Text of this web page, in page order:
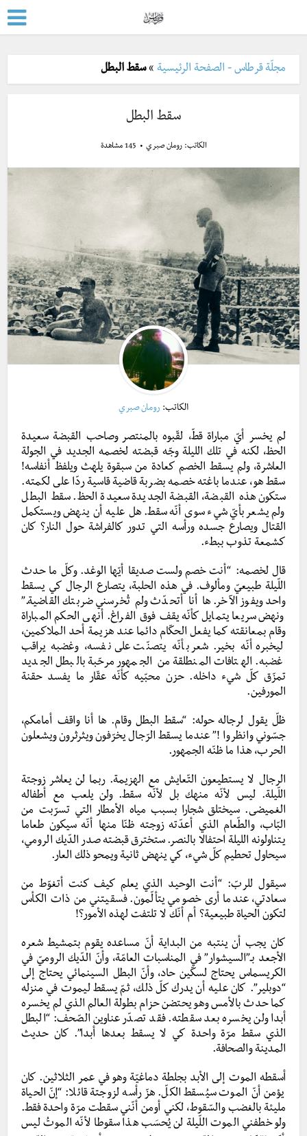
مجلّة قرطاس - الصفحة الرئيسية »سقط البطل
سقط البطل
الكاتب:رومان صبري 145 مشاهدة
الكاتب: رومان صبري
لم يخسر أيّ مباراة قطّ، لقّبوه بالمنتصر وصاحب القبضة سعيدة
الحظ، لكنه في تلك الليلة وجّه قبضته لخصمه الجديد في الجولة
العاشرة، ولم يسقط الخصم كعادة من سبقوة يلهث ويلفظ أنفاسه!
سقط هو، عندما باغته خصمه بضربة قاضية قاسية ردّا على لكمته.
ستكون هذه القبضة، القبضة الجديدة سعيدة الحظ. سقط البطل
ولم يشعر بأيّ شيء سوى أنّه سقط. هل عليه أن ينهض ويستكمل
القتال ويصارع جسده ورأسه التي تدور كالفراشة حول النار؟ كان
كشمعة تذوب ببطء.
قال لخصمه: “أنت خصم ولست صديقا أيّها الوغد. وكلّ ما حدث
اللّيلة طبيعيّ ومألوف. في هذه الحلبة، يتصارع الرجال كي يسقط
واحد ويفوز الآخر. ها أنا أتحدّث ولم تُخرسني ضربتك القاضية.”
ونهض سريعا يتمايل كأنّه يقف فوق الفراغ. أنهى الحكم المباراة
وقام بمعانقته كما يفعل الحكّام دائما عند هزيمة أحد الملاكمين،
ليخبره أنّه بخير. شعر بأنّه يتصنّت على نفسه، وغضبه يراقب
غضبه. الهتافات المنطلقة من الجمهور مرحّبة بالبطل الجديد
تمزّق كلّ شيء داخله. حزن محبّيه كأنّه عقّار ما يفسد حقنة
المورفين.
ظلّ يقول لرجاله حوله: “سقط البطل وقام. ها أنا واقف أمامكم،
جسّوني وانظروا !” عندما يسقط الرّجال يخرّفون ويثرثرون ويشعلون
الحرب، هذا ما ظنّه الجمهور.
الرجال لا يستطيعون التّعايش مع الهزيمة. ربما لن يعاشر زوجتة
اللّيلة. ليس لأنّه منهك بل لأنّه سقط. ولن يلعب مع أطفاله
الغميضى. سيختلق شجارا بسبب مياه الأمطار التي تسرّبت من
البّاب، والطّعام الذي أعدّته زوجته ظنّا منها أنّه سيكون طعاما
يتناولونه الليلة احتفالا بالنصر. ستخترق قبضته صدر الدّيك الرومي،
سيحاول تحطيم كلّ شيء، كي ينهض ثانية ويمحو ذلك العار.
سيقول للربّ: “أنت الوحيد الذي يعلم كيف كنت أتغوّط من
سعادتي، عندما أرى خصومي يتألّمون. فسقيتني من ذات الكأس
لتكون الحياة طبيعية؟ أم أنّك لا تلتفت لهذه الأمور؟!
كان يجب أن ينتبه من البداية أنّ مساعده يقوم بتمشيط شعره
الأجعد بـ”السيشوار” في المناسبات العامّة، وأنّ الدّيك الروميّ في
الكريسماس يحتاج لسكّين حاد، وأنّ البطل السينمائي يحتاج إلى
“دوبلير”. كان عليه أن يدرك كلّ ذلك، ثمّ يسقط ليموت في منزله
كما حدث بالأمس وهو يحتضن حزام بطولة العالم الذي لم يخسره
أبدا ولن يخسره بعد سقطته. فقد تصدّر عناوين الصّحف: “البطل
الذي سقط مرّة واحدة كي لا يسقط بعدها أبدا”. كان حديث
المدينة والصحافة.
أسقطه الموت إلى الأبد بجلطة دماغيّة وهو في عمر الثلاثين. كان
يؤمن أنّ الموت سيُسقط الكلّ. هزّ رأسه لزوجتة قائلا: “إنّ الحياة
مليئة بالغضب والسّقوط، لكني أومن أنّني سقطت مرّة واحدة فقط.
ولو خطفني الموت اللّيلة لن يُحسَب هذا سقوطا لأنّه الموتُ ليس